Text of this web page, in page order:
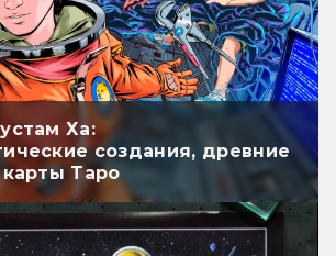
Ха:
создания, древние
Таро